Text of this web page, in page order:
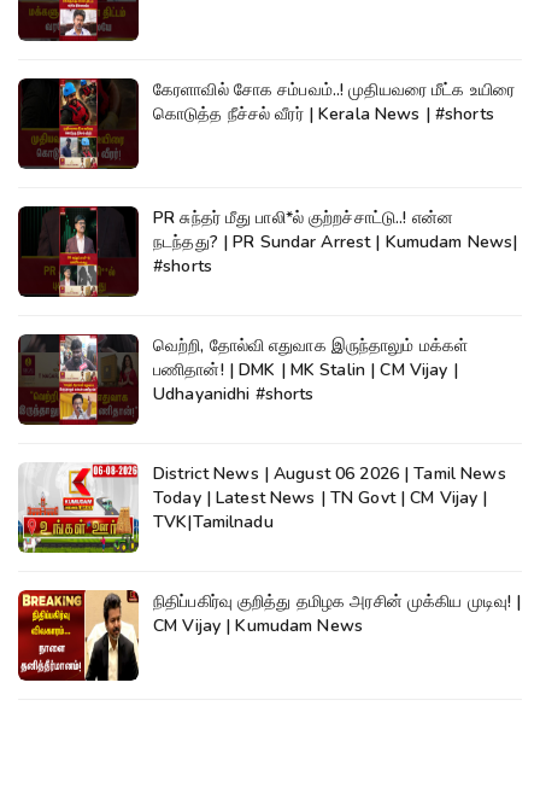
கேரளாவில் சோக சம்பவம்..! முதியவரை மீட்க உயிரை
கொடுத்த நீச்சல் வீரர் | Kerala News | #shorts
PR சுந்தர் மீது பாலி*ல் குற்றச்சாட்டு..! என்ன
நடந்தது? | PR Sundar Arrest | Kumudam News|
#shorts
வெற்றி, தோல்வி எதுவாக இருந்தாலும் மக்கள்
பணிதான்! | DMK | MK Stalin | CM Vijay |
Udhayanidhi #shorts
District News | August 06 2026 | Tamil News
Today | Latest News | TN Govt | CM Vijay |
TVK|Tamilnadu
நிதிப்பகிர்வு குறித்து தமிழக அரசின் முக்கிய முடிவு! |
CM Vijay | Kumudam News